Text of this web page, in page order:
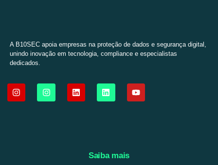
A B10SEC apoia empresas na proteção de dados e segurança digital,
unindo inovação em tecnologia, compliance e especialistas
dedicados.
Saiba mais